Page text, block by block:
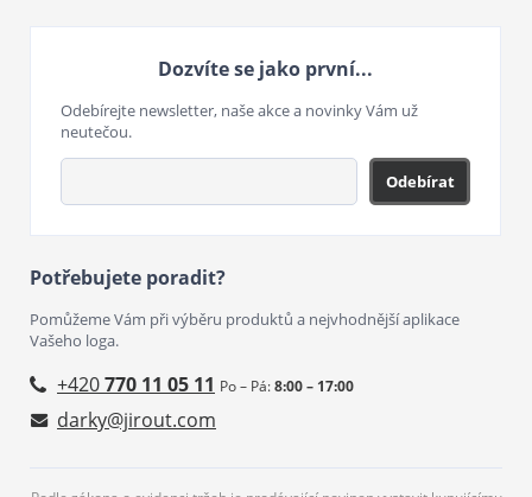
Dozvíte se jako první...
Odebírejte newsletter, naše akce a novinky Vám už
neutečou.
Odebírat
Potřebujete poradit?
Pomůžeme Vám při výběru produktů a nejvhodnější aplikace
Vašeho loga.
+420770 11 05 11 Po – Pá:8:00 – 17:00
darky@jirout.com